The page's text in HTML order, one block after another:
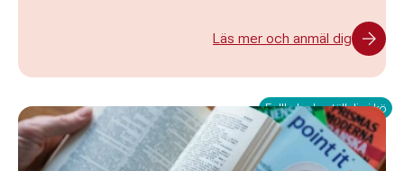
Läs mer och anmäl dig
Fullbokad - ställ dig i kö